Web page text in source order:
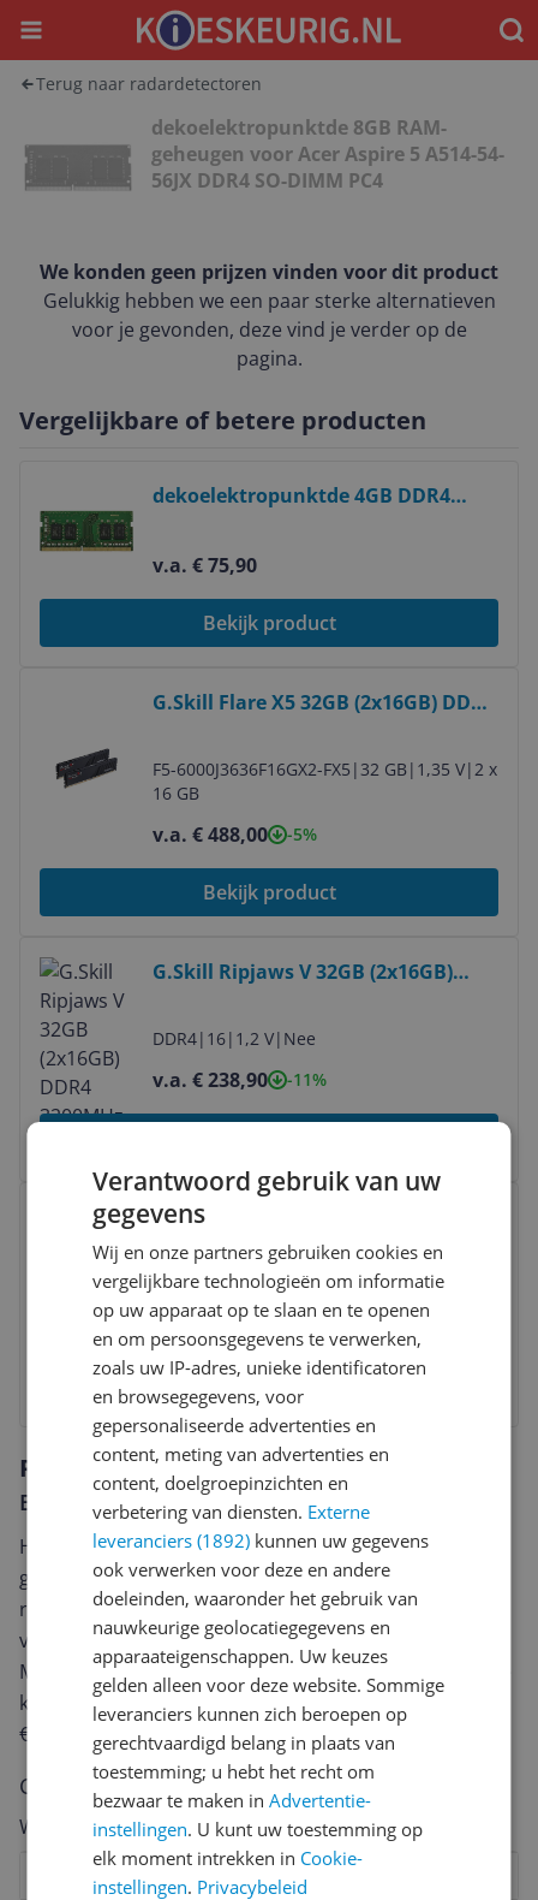
Menu
Terug naar radardetectoren
dekoelektropunktde 8GB RAM-
geheugen voor Acer Aspire 5 A514-54-
56JX DDR4 SO-DIMM PC4
We konden geen prijzen vinden voor dit product
Gelukkig hebben we een paar sterke alternatieven
voor je gevonden, deze vind je verder op de
pagina.
Vergelijkbare of betere producten
dekoelektropunktde 4GB DDR4
compatibele vervanging voor
Synology Diskstation D4NESO-2666-
v.a. € 75,90
Bekijk product
G.Skill Flare X5 32GB (2x16GB) DDR5
6000J3636F16GX2-FX5
F5-6000J3636F16GX2-FX5 | 32 GB| 1,35 V|2 x
16 GB
v.a. € 488,00 -5%
Bekijk product
G.Skill Ripjaws V 32GB (2x16GB)
DDR4| 16| 1,2 V| Nee
v.a. € 238,90 -11%
Bekijk product
Crucial 16GB DDR5 5600MHz Laptop
Memory - CT16G56C46S5
Nee|5.600 MHz|Ja|16 GB
v.a. € 246,00
Bekijk product
Bekijk product
Reviews
Er zijn nog geen reviews geschreven
Heb jij dit product in bezit en wil je graag je mening
geven? Start dan hieronder met het schrijven van je
review. Afhankelijk van de details duurt het schrijven
van een review gemiddeld tussen de 3 en 10 minuten.
Met jouw mening help je andere bezoekers een betere
keuze te maken én maak je iedere maand kans op
€250,-!
Klik hier voor de actievoorwaarden.
Cijfer
Welk cijfer geef jij dit product?
6
4
3
2
Verantwoord gebruik van uw
gegevens
Wij en onze partners gebruiken cookies en
vergelijkbare technologieën om informatie
op uw apparaat op te slaan en te openen
en om persoonsgegevens te verwerken,
zoals uw IP-adres, unieke identificatoren
en browsegegevens, voor
gepersonaliseerde advertenties en
content, meting van advertenties en
content, doelgroepinzichten en
verbetering van diensten. Externe
leveranciers (1892) kunnen uw gegevens
ook verwerken voor deze en andere
doeleinden, waaronder het gebruik van
nauwkeurige geolocatiegegevens en
apparaateigenschappen. Uw keuzes
gelden alleen voor deze website. Sommige
leveranciers kunnen zich beroepen op
gerechtvaardigd belang in plaats van
toestemming; u hebt het recht om
bezwaar te maken inAdvertentie-
instellingen. U kunt uw toestemming op
elk moment intrekken in Cookie-
instellingen. Privacybeleid